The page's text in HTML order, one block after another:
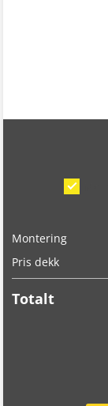
Montering
Pris dekk
Totalt